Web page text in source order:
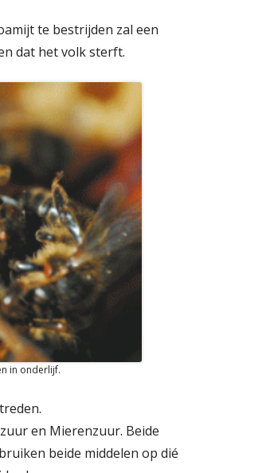
te bestrijden zal een
dat het volk sterft.
in onderlijf.
en Mierenzuur. Beide
beide middelen op dié